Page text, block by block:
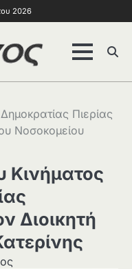
2026
Πιερίας
Νοσοκομείου
Κινήματος
Διοικητή